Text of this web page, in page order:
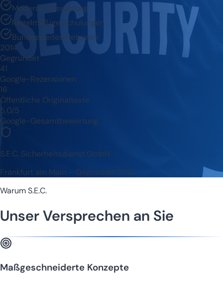
Moderne Ausrüstung
Regelmäßige Schulungen
Bundesweites Netzwerk
2014
Gegründet
41
Google-Rezensionen
16
Öffentliche Originaltexte
5,0/5
Google-Gesamtbewertung
S.E.C. Sicherheitsdienst GmbH
Frankfurt am Main – Gegründet 2014
Warum S.E.C.
Unser Versprechen an Sie
Maßgeschneiderte Konzepte